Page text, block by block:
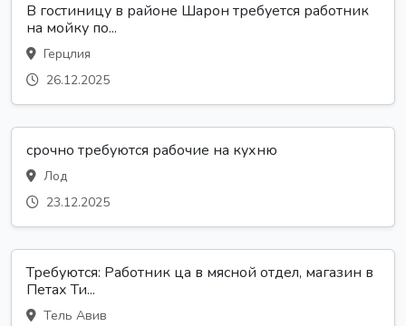
В гостиницу в районе Шарон требуется работник
на мойку по...
Герцлия
26.12.2025
срочно требуются рабочие на кухню
Лод
23.12.2025
Требуются: Работник ца в мясной отдел, магазин в
Петах Ти...
Тель Авив